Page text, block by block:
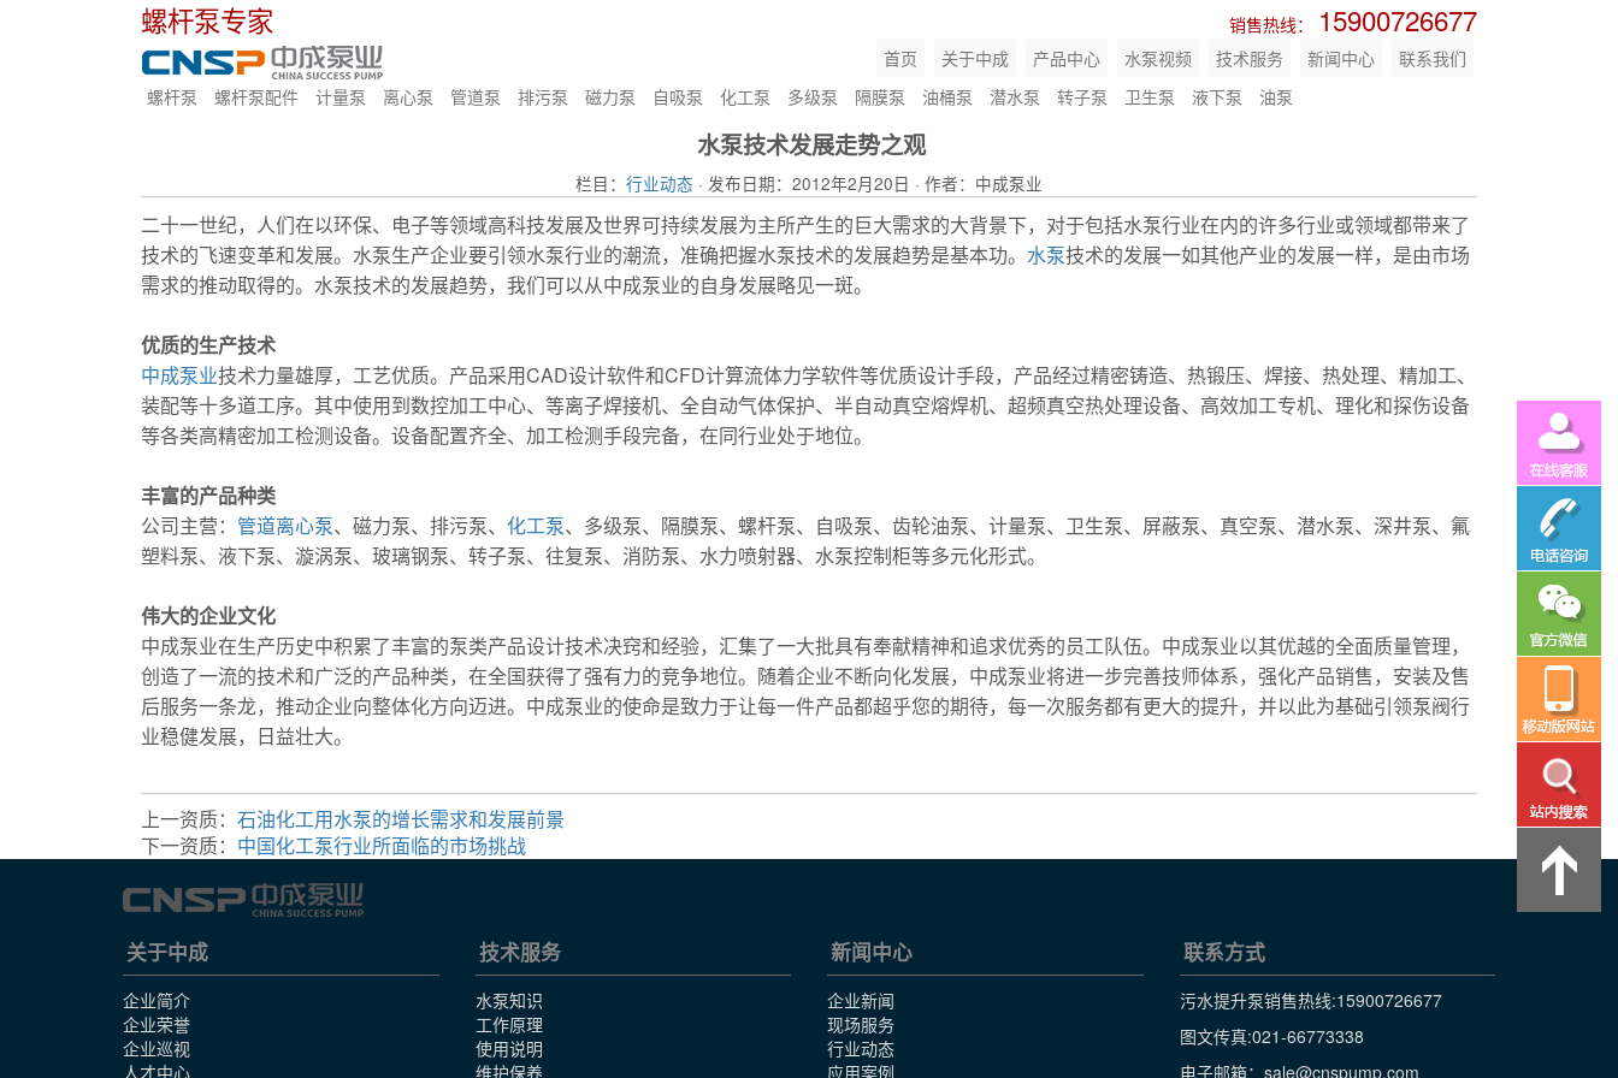
螺杆泵专家 销售热线： 15900726677
首页 关于中成 产品中心 水泵视频 技术服务 新闻中心
联系我们
螺杆泵
螺杆泵配件 计量泵 离心泵 管道泵 排污泵 磁力泵 自吸泵 化工泵 多级泵 隔膜泵 油桶泵 潜水泵 转子泵 卫生泵 液下泵 油泵
水泵技术发展走势之观
栏目： 行业动态 · 发布日期：2012年2月20日 · 作者：中成泵业
二十一世纪，人们在以环保、电子等领域高科技发展及世界可持续发展为主所产生的巨大需求的大背景下，对于包括水泵行业在内的许多行业或领域都带来了
技术的飞速变革和发展。水泵生产企业要引领水泵行业的潮流，准确把握水泵技术的发展趋势是基本功。 水泵技术的发展一如其他产业的发展一样，是由市场
需求的推动取得的。水泵技术的发展趋势，我们可以从中成泵业的自身发展略见一斑。
优质的生产技术
中成泵业技术力量雄厚，工艺优质。产品采用CAD设计软件和CFD计算流体力学软件等优质设计手段，产品经过精密铸造、热锻压、焊接、热处理、精加工、
装配等十多道工序。其中使用到数控加工中心、等离子焊接机、全自动气体保护、半自动真空熔焊机、超频真空热处理设备、高效加工专机、理化和探伤设备
等各类高精密加工检测设备。设备配置齐全、加工检测手段完备，在同行业处于地位。
丰富的产品种类
公司主营： 管道离心泵、磁力泵、排污泵、 化工泵、多级泵、隔膜泵、螺杆泵、自吸泵、齿轮油泵、计量泵、卫生泵、屏蔽泵、真空泵、潜水泵、深井泵、氟
塑料泵、液下泵、漩涡泵、玻璃钢泵、转子泵、往复泵、消防泵、水力喷射器、水泵控制柜等多元化形式。
伟大的企业文化
中成泵业在生产历史中积累了丰富的泵类产品设计技术决窍和经验，汇集了一大批具有奉献精神和追求优秀的员工队伍。中成泵业以其优越的全面质量管理，
创造了一流的技术和广泛的产品种类，在全国获得了强有力的竞争地位。随着企业不断向化发展，中成泵业将进一步完善技师体系，强化产品销售，安装及售
后服务一条龙，推动企业向整体化方向迈进。中成泵业的使命是致力于让每一件产品都超乎您的期待，每一次服务都有更大的提升，并以此为基础引领泵阀行
业稳健发展，日益壮大。
上一资质： 石油化工用水泵的增长需求和发展前景
下一资质： 中国化工泵行业所面临的市场挑战
关于中成
企业简介
企业荣誉
企业巡视
人才中心
技术服务
水泵知识
工作原理
使用说明
维护保养
新闻中心
企业新闻
现场服务
行业动态
应用案例
联系方式
污水提升泵销售热线:15900726677
图文传真:021-66773338
电子邮箱：sale@cnspump.com